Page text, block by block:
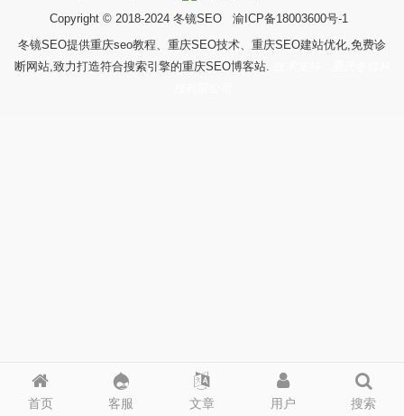
首页 客服 文章 用户 搜索
Copyright © 2018-2024 冬镜SEO
渝ICP备18003600号-1
冬镜SEO提供重庆seo教程、重庆SEO技术、重庆SEO建站优化,免费诊
断网站,致力打造符合搜索引擎的重庆SEO博客站.